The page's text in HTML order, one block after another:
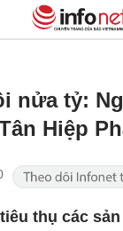
nửa tỷ:
Hiệp
thụ các